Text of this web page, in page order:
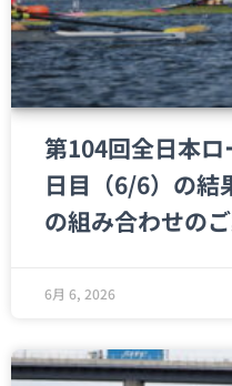
第104回全日本
日目（6/6）の結
の組み合わせの
6月 6, 2026